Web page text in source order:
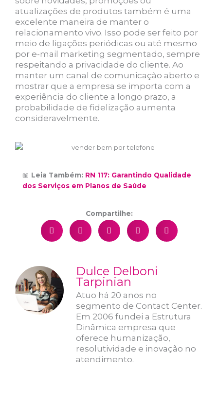
atualizações de produtos também é uma
excelente maneira de manter o
relacionamento vivo. Isso pode ser feito por
meio de ligações periódicas ou até mesmo
por e-mail marketing segmentado, sempre
respeitando a privacidade do cliente. Ao
manter um canal de comunicação aberto e
mostrar que a empresa se importa com a
experiência do cliente a longo prazo, a
probabilidade de fidelização aumenta
consideravelmente.
📖 Leia Também: RN 117: Garantindo Qualidade
dos Serviços em Planos de Saúde
Compartilhe:
Dulce Delboni
Tarpinian
Atuo há 20 anos no
segmento de Contact Center.
Em 2006 fundei a Estrutura
Dinâmica empresa que
oferece humanização,
resolutividade e inovação no
atendimento.